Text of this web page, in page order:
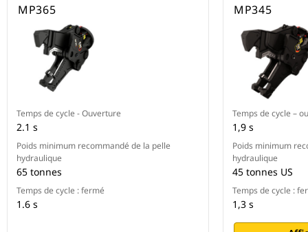
MP365
Temps de cycle - Ouverture
2.1 s
Poids minimum recommandé de la pelle
hydraulique
65 tonnes
Temps de cycle : fermé
1.6 s
MP345
Temps de cycle –
1,9 s
Poids minimum
hydraulique
45 tonnes US
Temps de cycle :
1,3 s